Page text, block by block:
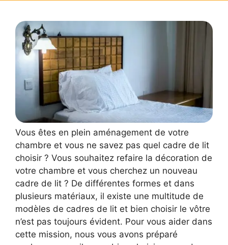
Vous êtes en plein aménagement de votre
chambre et vous ne savez pas quel cadre de lit
choisir ? Vous souhaitez refaire la décoration de
votre chambre et vous cherchez un nouveau
cadre de lit ? De différentes formes et dans
plusieurs matériaux, il existe une multitude de
modèles de cadres de lit et bien choisir le vôtre
n’est pas toujours évident. Pour vous aider dans
cette mission, nous vous avons préparé